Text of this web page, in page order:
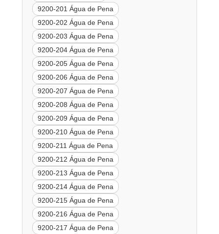
9200-201 Água de Pena
9200-202 Água de Pena
9200-203 Água de Pena
9200-204 Água de Pena
9200-205 Água de Pena
9200-206 Água de Pena
9200-207 Água de Pena
9200-208 Água de Pena
9200-209 Água de Pena
9200-210 Água de Pena
9200-211 Água de Pena
9200-212 Água de Pena
9200-213 Água de Pena
9200-214 Água de Pena
9200-215 Água de Pena
9200-216 Água de Pena
9200-217 Água de Pena